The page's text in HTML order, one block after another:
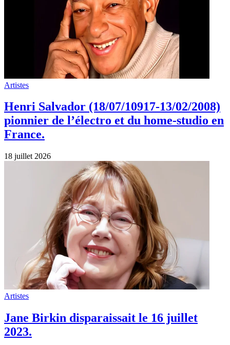
Artistes
Henri Salvador (18/07/10917-13/02/2008)
pionnier de l’électro et du home‑studio en
France.
18 juillet 2026
Artistes
Jane Birkin disparaissait le 16 juillet
2023.